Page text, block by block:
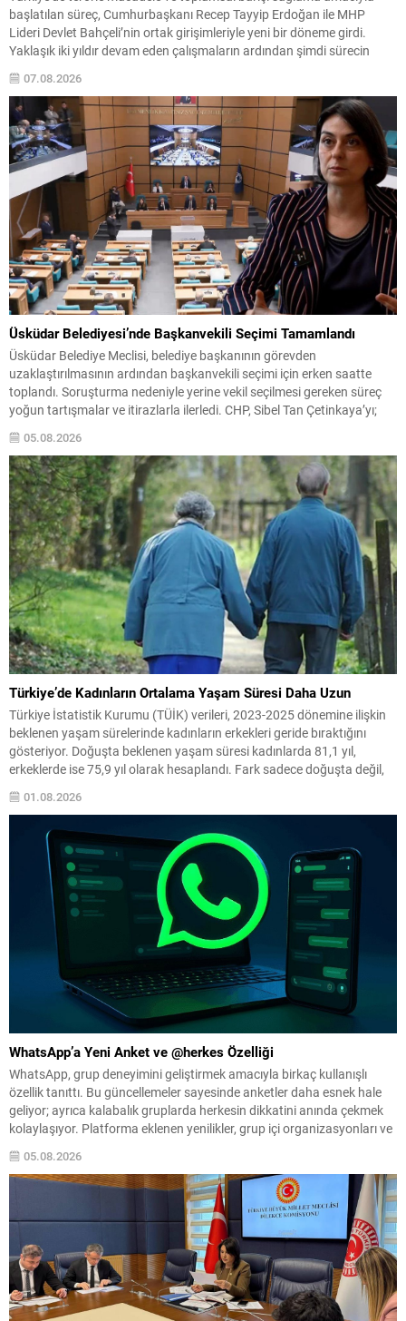
başlatılan süreç, Cumhurbaşkanı Recep Tayyip Erdoğan ile MHP
Lideri Devlet Bahçeli’nin ortak girişimleriyle yeni bir döneme girdi.
Yaklaşık iki yıldır devam eden çalışmaların ardından şimdi sürecin
yasal zemini, 12 maddelik bir çerçeve yasa ile şekillendiriliyor. Bugün
komisyonda görüşülecek olan bu yasa taslağı,...
07.08.2026
Üsküdar Belediyesi’nde Başkanvekili Seçimi Tamamlandı
Üsküdar Belediye Meclisi, belediye başkanının görevden
uzaklaştırılmasının ardından başkanvekili seçimi için erken saatte
toplandı. Soruşturma nedeniyle yerine vekil seçilmesi gereken süreç
yoğun tartışmalar ve itirazlarla ilerledi. CHP, Sibel Tan Çetinkaya’yı;
Cumhur İttifakı ise Dündar Ziya Gültekin’i aday gösterdi. Seçimin ilk iki
turunda sonuçlar değişmeyince üçüncü tura ve ardından salt
çoğunluk...
05.08.2026
Türkiye’de Kadınların Ortalama Yaşam Süresi Daha Uzun
Türkiye İstatistik Kurumu (TÜİK) verileri, 2023-2025 dönemine ilişkin
beklenen yaşam sürelerinde kadınların erkekleri geride bıraktığını
gösteriyor. Doğuşta beklenen yaşam süresi kadınlarda 81,1 yıl,
erkeklerde ise 75,9 yıl olarak hesaplandı. Fark sadece doğuşta değil,
çocuğunun ortalama 67,3 yıl daha yaşaması beklenirken,...
01.08.2026
WhatsApp’a Yeni Anket ve @herkes Özelliği
WhatsApp, grup deneyimini geliştirmek amacıyla birkaç kullanışlı
özellik tanıttı. Bu güncellemeler sayesinde anketler daha esnek hale
geliyor; ayrıca kalabalık gruplarda herkesin dikkatini anında çekmek
kolaylaşıyor. Platforma eklenen yenilikler, grup içi organizasyonları ve
değişiklikler ve kullanım notları özetlenmiştir. Anketlerde esneklik ve...
05.08.2026